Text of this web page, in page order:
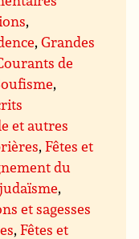
,
,Grandes
de
,
et autres
,Fêtes et
du
,
et sagesses
,Fêtes et